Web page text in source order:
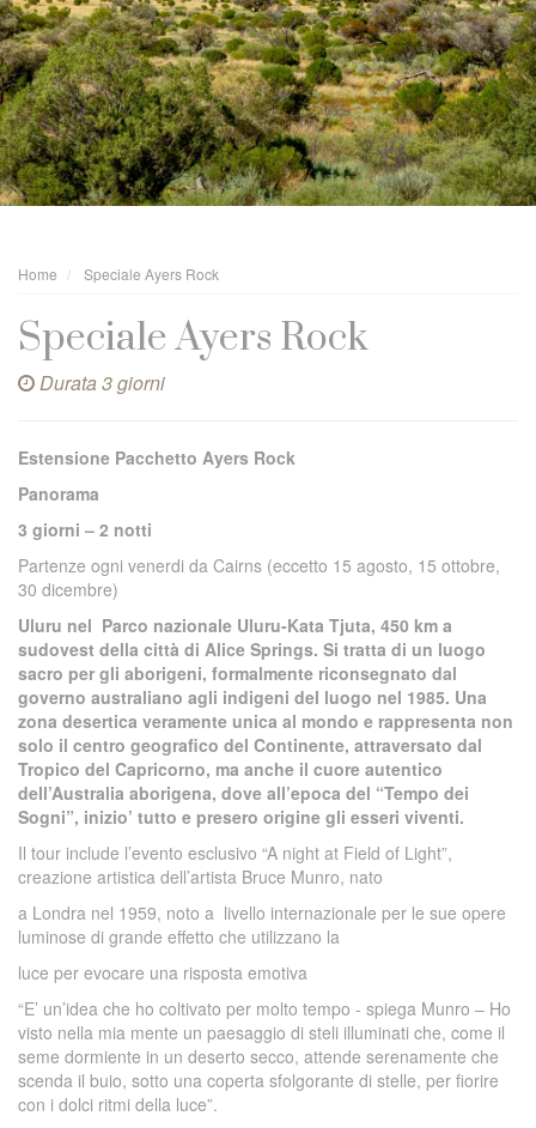
Home Speciale Ayers Rock
Speciale Ayers Rock
Durata 3 giorni
Estensione Pacchetto Ayers Rock
Panorama
3 giorni – 2 notti
Partenze ogni venerdi da Cairns (eccetto 15 agosto, 15 ottobre,
30 dicembre)
Uluru nel Parco nazionale Uluru-Kata Tjuta, 450 km a
sudovest della città di Alice Springs. Si tratta di un luogo
sacro per gli aborigeni, formalmente riconsegnato dal
governo australiano agli indigeni del luogo nel 1985. Una
zona desertica veramente unica al mondo e rappresenta non
solo il centro geografico del Continente, attraversato dal
Tropico del Capricorno, ma anche il cuore autentico
dell’Australia aborigena, dove all’epoca del “Tempo dei
Sogni”, inizio’ tutto e presero origine gli esseri viventi.
Il tour include l’evento esclusivo “A night at Field of Light”,
creazione artistica dell’artista Bruce Munro, nato
a Londra nel 1959, noto a livello internazionale per le sue opere
luminose di grande effetto che utilizzano la
luce per evocare una risposta emotiva
“E’ un’idea che ho coltivato per molto tempo - spiega Munro – Ho
visto nella mia mente un paesaggio di steli illuminati che, come il
seme dormiente in un deserto secco, attende serenamente che
scenda il buio, sotto una coperta sfolgorante di stelle, per fiorire
con i dolci ritmi della luce”.